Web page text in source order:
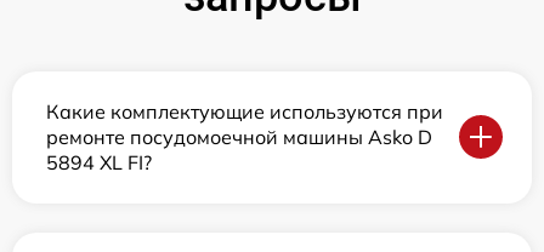
Какие комплектующие используются при
ремонте посудомоечной машины Asko D
5894 XL FI?